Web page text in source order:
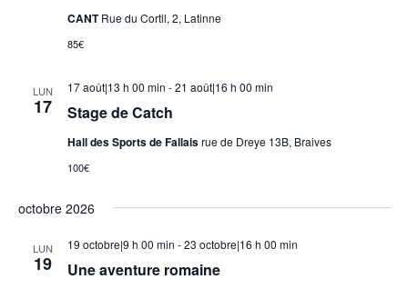
CANTRue du Cortil, 2, Latinne
85€
LUN
17 Stage de Catch
17 août|13 h 00 min -21 août|16 h 00 min
Hall des Sports de Fallaisrue de Dreye 13B, Braives
100€
octobre 2026
LUN
19 Une aventure romaine
19 octobre|9 h 00 min -23 octobre|16 h 00 min